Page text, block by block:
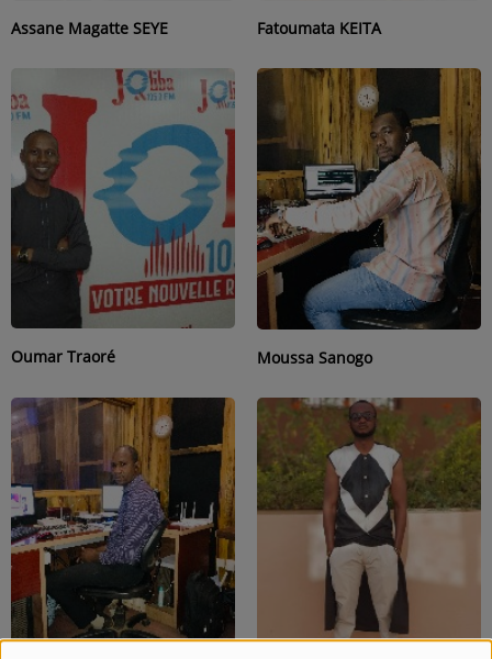
ARTISTES
PLAYLIST
TITRES DIFFUSÉS
Médias
PHOTOS
PODCASTS
VIDÉOS
Joliba TV News / FM
NOTRE ACTU
JEUX CONCOURS
QUI SOMMES-NOUS ?
Contact
Assane Magatte SEYE Fatoumata KEITA
Oumar Traoré Moussa Sanogo